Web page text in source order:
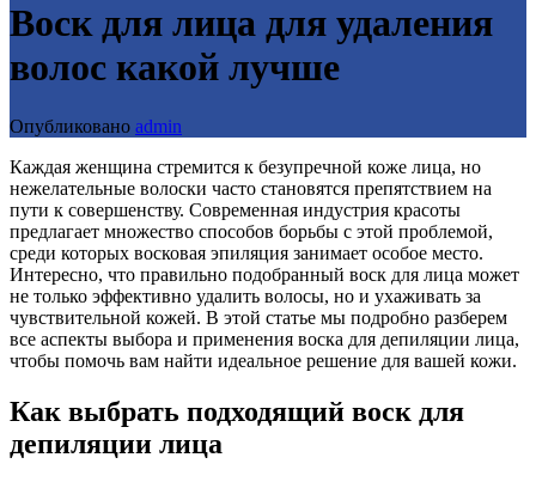
Воск для лица для удаления
волос какой лучше
Опубликовано admin
Каждая женщина стремится к безупречной коже лица, но
нежелательные волоски часто становятся препятствием на
пути к совершенству. Современная индустрия красоты
предлагает множество способов борьбы с этой проблемой,
среди которых восковая эпиляция занимает особое место.
Интересно, что правильно подобранный воск для лица может
не только эффективно удалить волосы, но и ухаживать за
чувствительной кожей. В этой статье мы подробно разберем
все аспекты выбора и применения воска для депиляции лица,
чтобы помочь вам найти идеальное решение для вашей кожи.
Как выбрать подходящий воск для
депиляции лица